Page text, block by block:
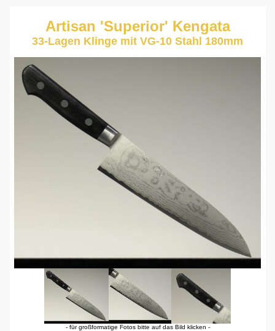
Artisan 'Superior' Kengata
33-Lagen Klinge mit VG-10 Stahl 180mm
- für großformatige Fotos bitte auf das Bild klicken -